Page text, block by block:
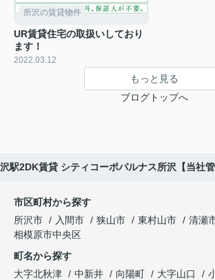
所沢の賃貸物件
UR賃貸住宅の取扱いしており
ます！
2022.03.12
もっと見る
ブログトップへ
駅2DK賃貸 シティコーポパルナス所沢【当社
市区町村から探す
所沢市
入間市 狭山市 東村山市
清瀬
相模原市中央区
町名から探す
大字北秋津
中新井 向陽町 大字山口